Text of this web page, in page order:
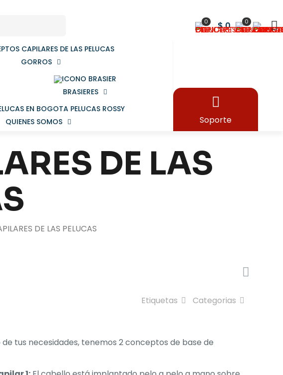
0 $ 0 0
GORROS
BRASIERES
QUIENES SOMOS Soporte
DE LAS
DE LAS PELUCAS
Categorias
Etiquetas
tus necesidades, tenemos 2 conceptos de base de